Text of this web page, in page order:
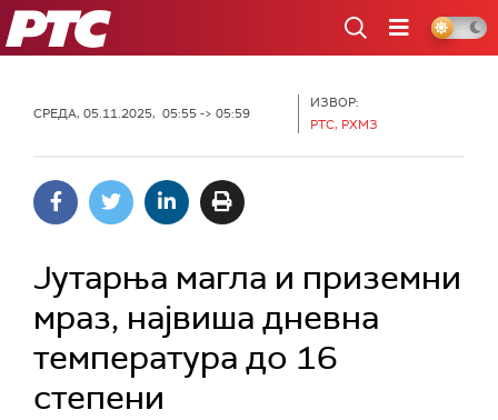
РТС
СРЕДА, 05.11.2025, 05:55 -> 05:59
ИЗВОР:
РТС, РХМЗ
Јутарња магла и приземни
мраз, највиша дневна
температура до 16
степени